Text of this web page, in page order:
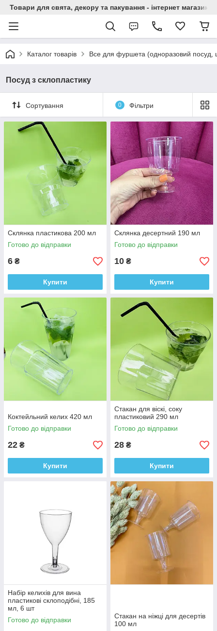
Товари для свята, декору та пакування - інтернет магазин
Каталог товарів Все для фуршета (одноразовий посуд,
Посуд з склопластику
Сортування 0 Фільтри
Склянка пластикова 200 мл
Готово до відправки
6 ₴
Купити
Склянка десертний 190 мл
Готово до відправки
10 ₴
Купити
Коктейльний келих 420 мл
Готово до відправки
22 ₴
Купити
Стакан для віскі, соку
пластиковий 290 мл
Готово до відправки
28 ₴
Купити
Набір келихів для вина
пластикові склоподібні, 185
мл, 6 шт
Готово до відправки
Стакан на ніжці для десертів
100 мл